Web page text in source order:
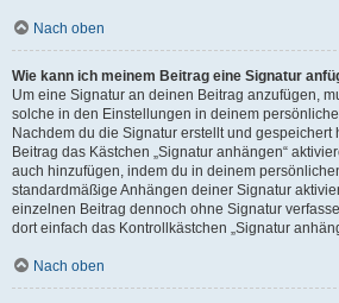
Nach oben
Wie kann ich meinem Beitrag eine Signatur
Um eine Signatur an deinen Beitrag anzufügen,
solche in den Einstellungen in deinem
Nachdem du die Signatur erstellt und gespeichert
Beitrag das Kästchen „Signatur anhängen“
auch hinzufügen, indem du in deinem
standardmäßige Anhängen deiner Signatur
einzelnen Beitrag dennoch ohne Signatur
dort einfach das Kontrollkästchen „Signatur
Nach oben